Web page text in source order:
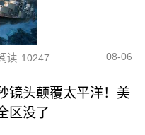
读 10247 08-06
镜头颠覆太平洋！美
区没了